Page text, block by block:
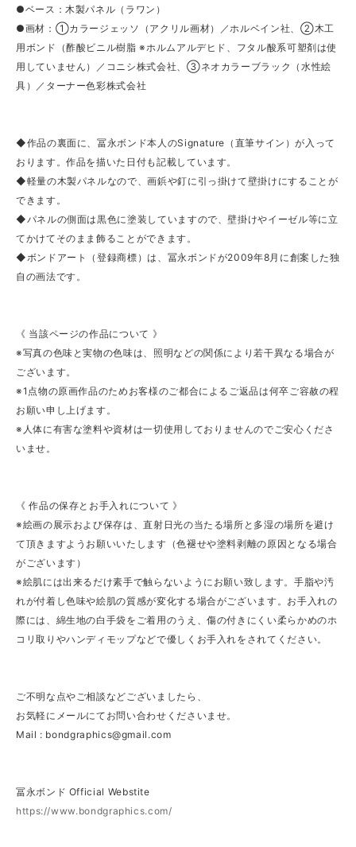
●ベース：木製パネル（ラワン）
●画材：①カラージェッソ（アクリル画材）／ホルベイン社、②木工
用ボンド（酢酸ビニル樹脂 ※ホルムアルデヒド、フタル酸系可塑剤は使
用していません）／コニシ株式会社、③ネオカラーブラック（水性絵
具）／ターナー色彩株式会社
◆作品の裏面に、冨永ボンド本人のSignature（直筆サイン）が入って
おります。作品を描いた日付も記載しています。
◆軽量の木製パネルなので、画鋲や釘に引っ掛けて壁掛けにすることが
できます。
◆パネルの側面は黒色に塗装していますので、壁掛けやイーゼル等に立
てかけてそのまま飾ることができます。
◆ボンドアート（登録商標）は、冨永ボンドが2009年8月に創案した独
自の画法です。
《 当該ページの作品について 》
※写真の色味と実物の色味は、照明などの関係により若干異なる場合が
ございます。
※1点物の原画作品のためお客様のご都合によるご返品は何卒ご容赦の程
お願い申し上げます。
※人体に有害な塗料や資材は一切使用しておりませんのでご安心くださ
いませ。
《 作品の保存とお手入れについて 》
※絵画の展示および保存は、直射日光の当たる場所と多湿の場所を避け
て頂きますようお願いいたします（色褪せや塗料剥離の原因となる場合
がございます）
※絵肌には出来るだけ素手で触らないようにお願い致します。手脂や汚
れが付着し色味や絵肌の質感が変化する場合がございます。お手入れの
際には、綿生地の白手袋をご着用のうえ、傷の付きにくい柔らかめのホ
コリ取りやハンディモップなどで優しくお手入れをされてください。
ご不明な点やご相談などございましたら、
お気軽にメールにてお問い合わせくださいませ。
Mail : bondgraphics@gmail.com
冨永ボンド Official Webstite
https://www.bondgraphics.com/